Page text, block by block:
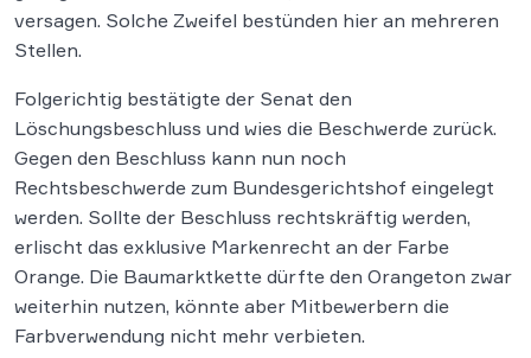
versagen. Solche Zweifel bestünden hier an mehreren
Stellen.
Folgerichtig bestätigte der Senat den
Löschungsbeschluss und wies die Beschwerde zurück.
Gegen den Beschluss kann nun noch
Rechtsbeschwerde zum Bundesgerichtshof eingelegt
werden. Sollte der Beschluss rechtskräftig werden,
erlischt das exklusive Markenrecht an der Farbe
Orange. Die Baumarktkette dürfte den Orangeton zwar
weiterhin nutzen, könnte aber Mitbewerbern die
Farbverwendung nicht mehr verbieten.